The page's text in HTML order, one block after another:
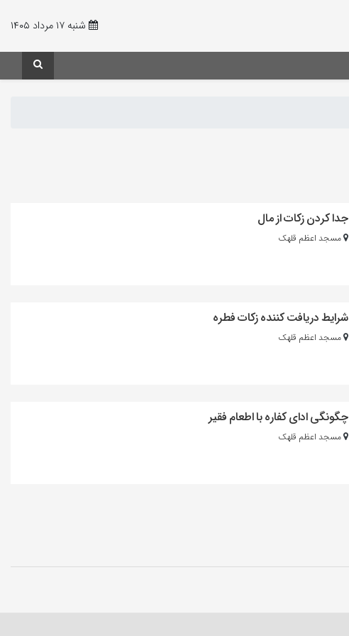
شنبه ۱۷ مرداد ۱۴۰۵
جدا کردن زکات از مال
مسجد اعظم قلهک
شرایط دریافت کننده زکات فطره
مسجد اعظم قلهک
چگونگی ادای کفاره با اطعام فقیر
مسجد اعظم قلهک